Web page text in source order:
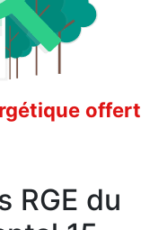
offert
RGE du